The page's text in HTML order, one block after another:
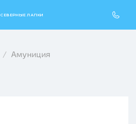
СЕВЕРНЫЕ ЛАПКИ
Амуниция